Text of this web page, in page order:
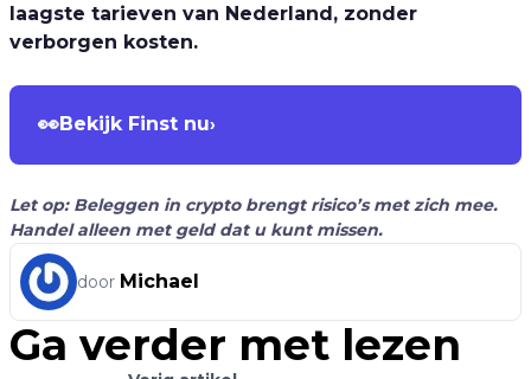
laagste tarieven van Nederland, zonder
verborgen kosten.
👀Bekijk Finst nu›
Let op: Beleggen in crypto brengt risico’s met zich mee.
Handel alleen met geld dat u kunt missen.
door Michael
Ga verder met lezen